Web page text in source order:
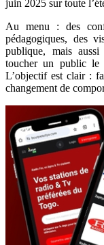
juin 2025 sur toute
Au menu : des
pédagogiques, des
publique, mais
toucher un public le
L’objectif est clair :
changement de